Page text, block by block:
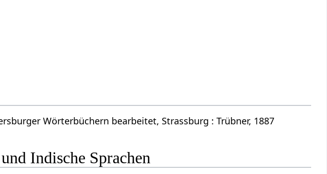
Wörterbüchern bearbeitet, Strassburg : Trübner, 1887
Indische Sprachen